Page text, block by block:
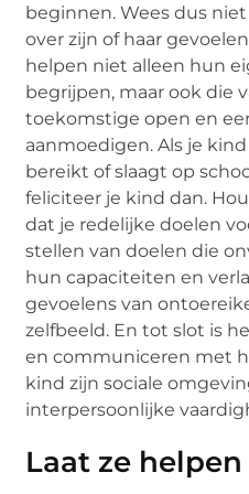
beginnen. Wees dus
over zijn of haar
helpen niet alleen hun
begrijpen, maar ook die
toekomstige open en
aanmoedigen. Als je
bereikt of slaagt op
feliciteer je kind dan.
dat je redelijke doelen
stellen van doelen die
hun capaciteiten en
gevoelens van
zelfbeeld. En tot slot is
en communiceren met
kind zijn sociale
interpersoonlijke
Laat ze